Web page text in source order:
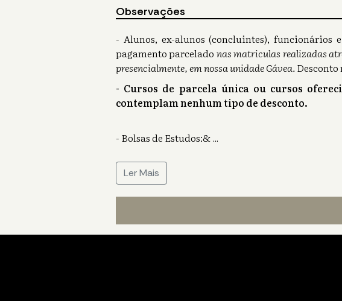
Observações
- Alunos, ex-alunos (concluintes), funcionários
pagamento parcelado nas matriculas realizadas
presencialmente, em nossa unidade Gávea.
- Cursos de parcela única ou cursos
contemplam nenhum tipo de desconto.
- Bolsas de Estudos:&...
Ler Mais